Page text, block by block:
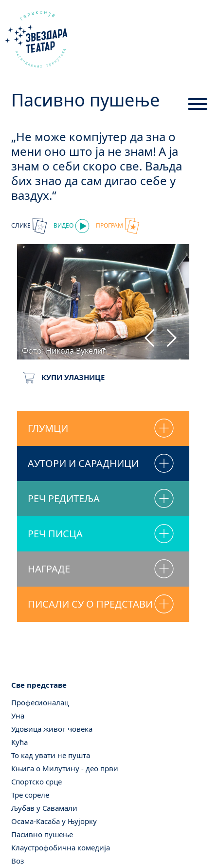
Све представе
Професионалац
Уна
Удовица живог човека
Кућа
То кад увати не пушта
Књига о Милутину - део први
Спортско срце
Тре сореле
Љубав у Савамали
Осама-Касаба у Њујорку
Пасивно пушење
Клаустрофобична комедија
Воз
Пасивно пушење
„Не може компјутер да зна о
мени оно што ја не знам! А ја
знам о себи скоро све. Ваљда
бих знао да сам дигао себе у
ваздух.“
СЛИКЕ ВИДЕО ПРОГРАМ
Фото: Никола Вукелић
КУПИ УЛАЗНИЦЕ
ГЛУМЦИ
АУТОРИ И САРАДНИЦИ
РЕЧ РЕДИТЕЉА
РЕЧ ПИСЦА
НАГРАДЕ
ПИСАЛИ СУ О ПРЕДСТАВИ